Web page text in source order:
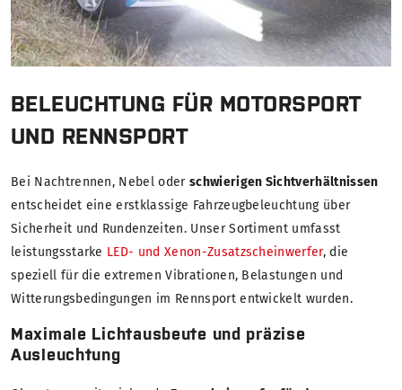
BELEUCHTUNG FÜR MOTORSPORT
UND RENNSPORT
Bei Nachtrennen, Nebel oder schwierigen Sichtverhältnissen
entscheidet eine erstklassige Fahrzeugbeleuchtung über
Sicherheit und Rundenzeiten. Unser Sortiment umfasst
leistungsstarke LED- und Xenon-Zusatzscheinwerfer, die
speziell für die extremen Vibrationen, Belastungen und
Witterungsbedingungen im Rennsport entwickelt wurden.
Maximale Lichtausbeute und präzise
Ausleuchtung